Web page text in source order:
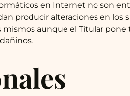
en Internet no son
producir alteraciones en los
aunque el Titular pone